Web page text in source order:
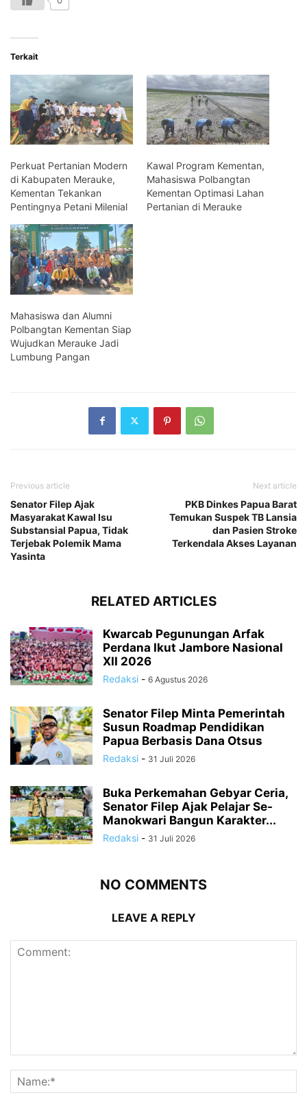
Terkait
Perkuat Pertanian Modern
di Kabupaten Merauke,
Kementan Tekankan
Pentingnya Petani Milenial
Kawal Program Kementan,
Mahasiswa Polbangtan
Kementan Optimasi Lahan
Pertanian di Merauke
Mahasiswa dan Alumni
Polbangtan Kementan Siap
Wujudkan Merauke Jadi
Lumbung Pangan
Previous article
Senator Filep Ajak
Masyarakat Kawal Isu
Substansial Papua, Tidak
Terjebak Polemik Mama
Yasinta
Next article
PKB Dinkes Papua Barat
Temukan Suspek TB Lansia
dan Pasien Stroke
Terkendala Akses Layanan
RELATED ARTICLES
Kwarcab Pegunungan Arfak
Perdana Ikut Jambore Nasional
XII 2026
Redaksi - 6 Agustus 2026
Senator Filep Minta Pemerintah
Susun Roadmap Pendidikan
Papua Berbasis Dana Otsus
Redaksi - 31 Juli 2026
Buka Perkemahan Gebyar Ceria,
Senator Filep Ajak Pelajar Se-
Manokwari Bangun Karakter...
Redaksi - 31 Juli 2026
NO COMMENTS
LEAVE A REPLY